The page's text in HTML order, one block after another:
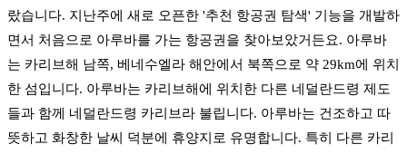
랐습니다. 지난주에 새로 오픈한 '추천 항공권 탐색' 기능을 개발하
면서 처음으로 아루바를 가는 항공권을 찾아보았거든요. 아루바
는 카리브해 남쪽, 베네수엘라 해안에서 북쪽으로 약 29km에 위치
한 섬입니다. 아루바는 카리브해에 위치한 다른 네덜란드령 제도
들과 함께 네덜란드령 카리브라 불립니다. 아루바는 건조하고 따
뜻하고 화창한 날씨 덕분에 휴양지로 유명합니다. 특히 다른 카리